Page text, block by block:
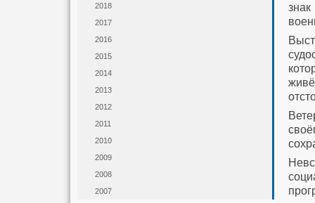
2018
2017
2016
2015
2014
2013
2012
2011
2010
2009
2008
2007